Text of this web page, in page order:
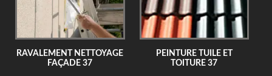
RAVALEMENT NETTOYAGE
FAÇADE 37
PEINTURE TUILE ET
TOITURE 37